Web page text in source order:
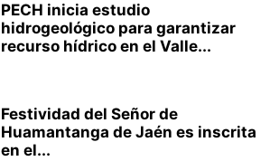
PECH inicia estudio
hidrogeológico para garantizar
recurso hídrico en el Valle...
Festividad del Señor de
Huamantanga de Jaén es inscrita
en el...